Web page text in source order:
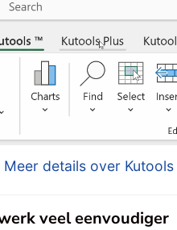
Meer details over
veel eenvoudiger